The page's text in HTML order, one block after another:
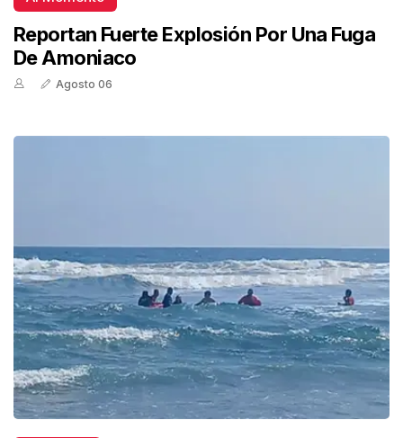
Reportan Fuerte Explosión Por Una Fuga
De Amoniaco
Agosto 06